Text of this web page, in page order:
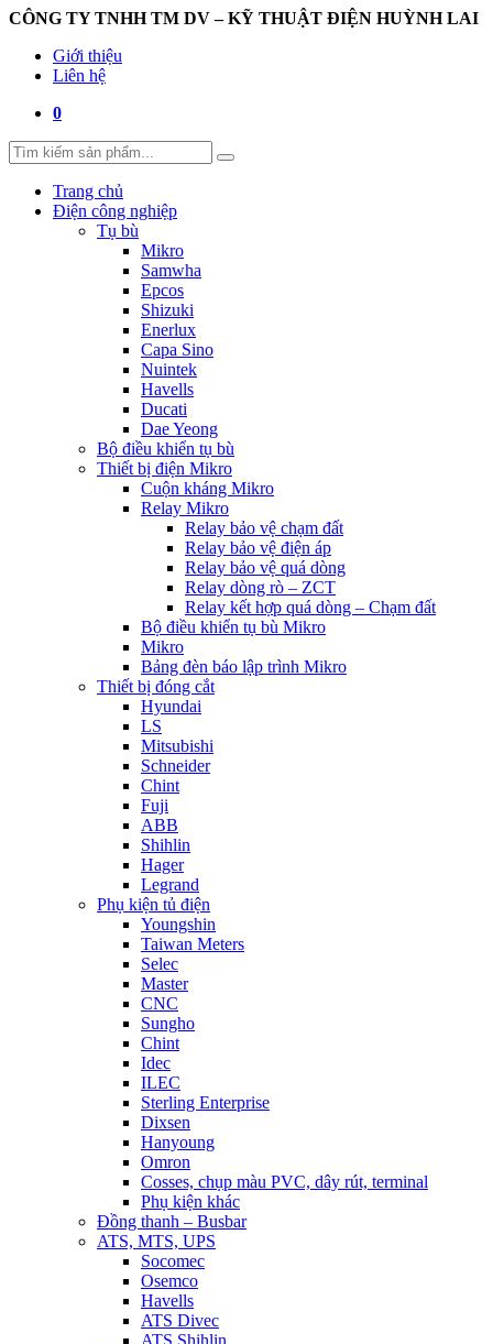
CÔNG TY TNHH TM DV – KỸ THUẬT ĐIỆN HUỲNH LAI
Giới thiệu
Liên hệ
0
Trang chủ
Điện công nghiệp
Tụ bù
Mikro
Samwha
Epcos
Shizuki
Enerlux
Capa Sino
Nuintek
Havells
Ducati
Dae Yeong
Bộ điều khiển tụ bù
Thiết bị điện Mikro
Cuộn kháng Mikro
Relay Mikro
Relay bảo vệ chạm đất
Relay bảo vệ điện áp
Relay bảo vệ quá dòng
Relay dòng rò – ZCT
Relay kết hợp quá dòng – Chạm đất
Bộ điều khiển tụ bù Mikro
Mikro
Bảng đèn báo lập trình Mikro
Thiết bị đóng cắt
Hyundai
LS
Mitsubishi
Schneider
Chint
Fuji
ABB
Shihlin
Hager
Legrand
Phụ kiện tủ điện
Youngshin
Taiwan Meters
Selec
Master
CNC
Sungho
Chint
Idec
ILEC
Sterling Enterprise
Dixsen
Hanyoung
Omron
Cosses, chụp màu PVC, dây rút, terminal
Phụ kiện khác
Đồng thanh – Busbar
ATS, MTS, UPS
Socomec
Osemco
Havells
ATS Divec
ATS Shihlin